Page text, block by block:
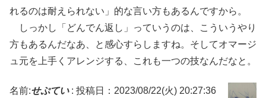
れるのは耐えられない」的な言い方もあるんですから。
しっかし「どんでん返し」っていうのは、こういうやり
方もあるんだなあ、と感心すらしますね。そしてオマージ
ュ元を上手くアレンジする、これも一つの技なんだなと。
名前:せぷてい: 投稿日：2023/08/22(火) 20:27:36